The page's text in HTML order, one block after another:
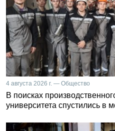
4 августа 2026 г. — Общество
В поисках
университета спустились в